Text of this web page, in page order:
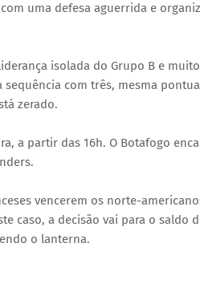
uma defesa aguerrida e
isolada do Grupo B e
sequência com três, mesma
zerado.
a partir das 16h. O Botafogo
vencerem os norte-
caso, a decisão vai para o saldo
o lanterna.